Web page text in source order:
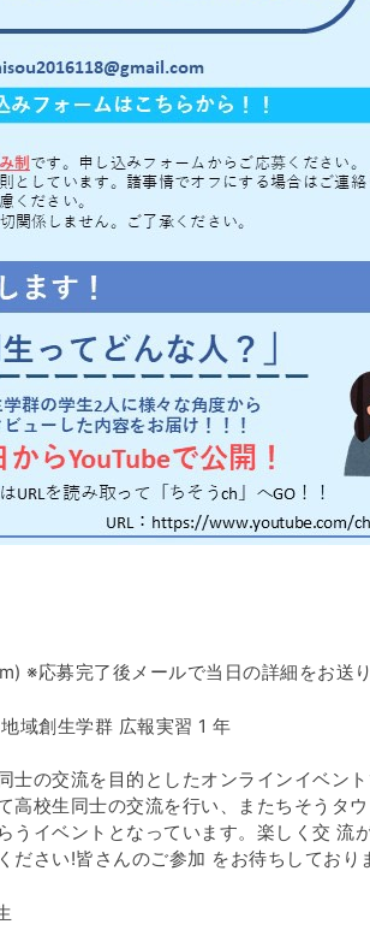
※応募完了後メールで当日の詳細をお送り
域創生学群 広報実習 1 年
士の交流を目的としたオンラインイベン
高校生同士の交流を行い、またちそうタ
うイベントとなっています。楽しく交 流
ださい!皆さんのご参加 をお待ちしており